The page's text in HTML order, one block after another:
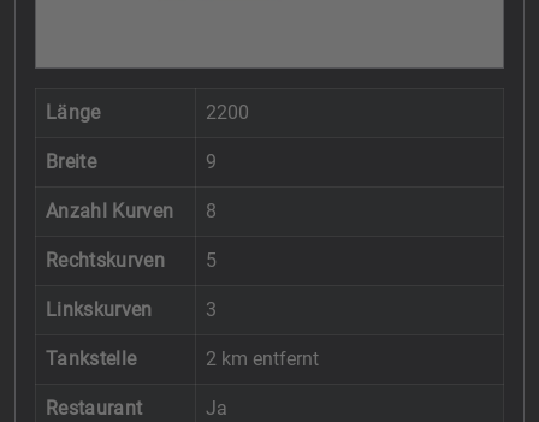
Länge 2200
Breite 9
Anzahl Kurven 8
Rechtskurven 5
Linkskurven 3
Tankstelle 2 km entfernt
Restaurant Ja